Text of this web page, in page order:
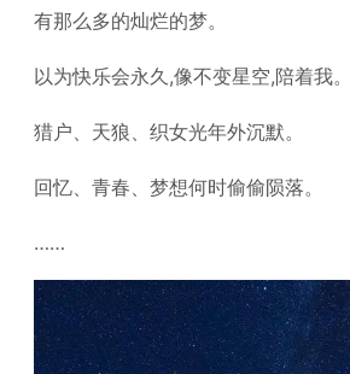
有那么多的灿烂的梦。
以为快乐会永久,像不变星空,陪着我。
猎户、天狼、织女光年外沉默。
回忆、青春、梦想何时偷偷陨落。
……